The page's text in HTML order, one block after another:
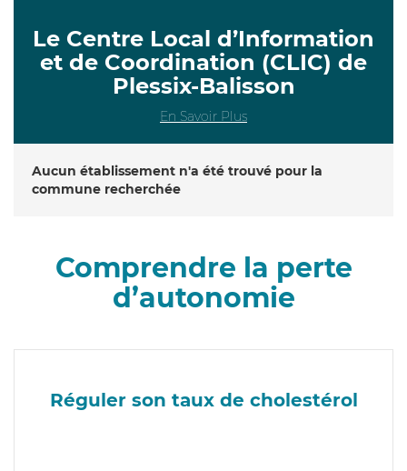
Le Centre Local d’Information
et de Coordination (CLIC) de
Plessix-Balisson
En Savoir Plus
Aucun établissement n'a été trouvé pour la
commune recherchée
Comprendre la perte
d’autonomie
Réguler son taux de cholestérol